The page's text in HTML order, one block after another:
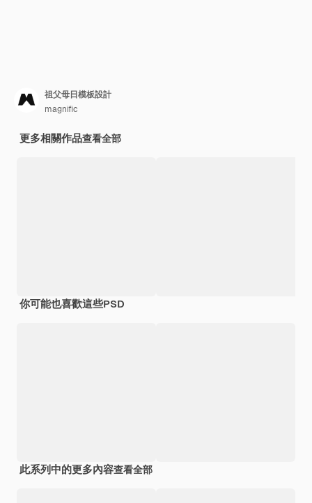
祖父母日模板設計
magnific
更多相關作品查看全部
你可能也喜歡這些PSD
此系列中的更多內容查看全部